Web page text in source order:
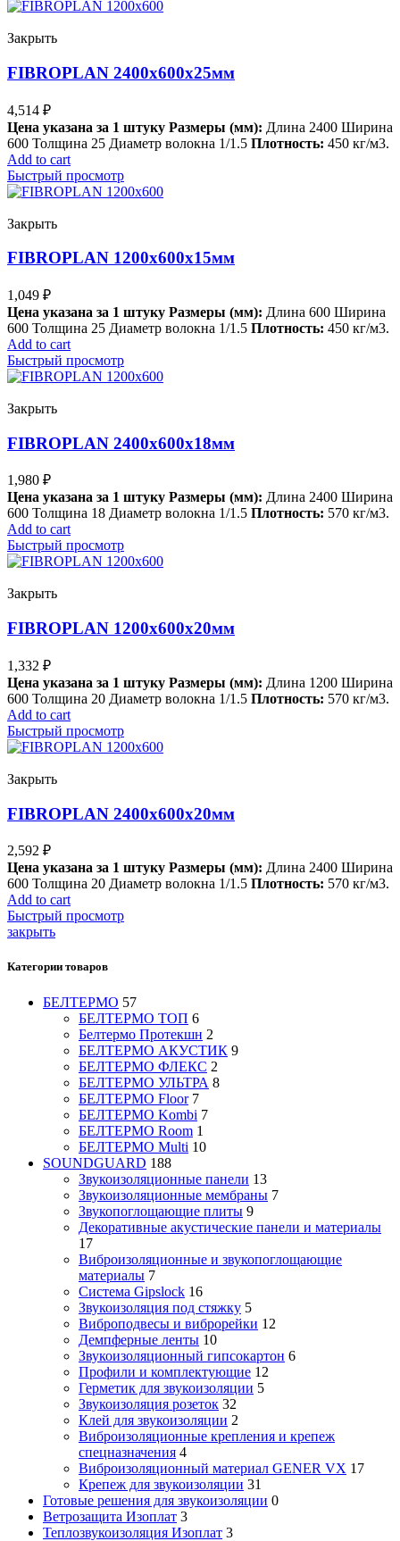
Закрыть
FIBROPLAN 2400х600х25мм
4,514 ₽
Цена указана за 1 штуку Размеры (мм): Длина 2400 Ширина
600 Толщина 25 Диаметр волокна 1/1.5 Плотность: 450 кг/м3.
Add to cart
Быстрый просмотр
Закрыть
FIBROPLAN 1200х600х15мм
1,049 ₽
Цена указана за 1 штуку Размеры (мм): Длина 600 Ширина
600 Толщина 25 Диаметр волокна 1/1.5 Плотность: 450 кг/м3.
Add to cart
Быстрый просмотр
Закрыть
FIBROPLAN 2400х600х18мм
1,980 ₽
Цена указана за 1 штуку Размеры (мм): Длина 2400 Ширина
600 Толщина 18 Диаметр волокна 1/1.5 Плотность: 570 кг/м3.
Add to cart
Быстрый просмотр
Закрыть
FIBROPLAN 1200х600х20мм
1,332 ₽
Цена указана за 1 штуку Размеры (мм): Длина 1200 Ширина
600 Толщина 20 Диаметр волокна 1/1.5 Плотность: 570 кг/м3.
Add to cart
Быстрый просмотр
Закрыть
FIBROPLAN 2400х600х20мм
2,592 ₽
Цена указана за 1 штуку Размеры (мм): Длина 2400 Ширина
600 Толщина 20 Диаметр волокна 1/1.5 Плотность: 570 кг/м3.
Add to cart
Быстрый просмотр
закрыть
Категории товаров
БЕЛТЕРМО 57
БЕЛТЕРМО ТОП 6
Белтермо Протекшн 2
БЕЛТЕРМО АКУСТИК 9
БЕЛТЕРМО ФЛЕКС 2
БЕЛТЕРМО УЛЬТРА 8
БЕЛТЕРМО Floor 7
БЕЛТЕРМО Kombi 7
БЕЛТЕРМО Room 1
БЕЛТЕРМО Multi 10
SOUNDGUARD 188
Звукоизоляционные панели 13
Звукоизоляционные мембраны 7
Звукопоглощающие плиты 9
Декоративные акустические панели и материалы
17
Виброизоляционные и звукопоглощающие
материалы 7
Система Gipslock 16
Звукоизоляция под стяжку 5
Виброподвесы и виброрейки 12
Демпферные ленты 10
Звукоизоляционный гипсокартон 6
Профили и комплектующие 12
Герметик для звукоизоляции 5
Звукоизоляция розеток 32
Клей для звукоизоляции 2
Виброизоляционные крепления и крепеж
спецназначения 4
Виброизоляционный материал GENER VX 17
Крепеж для звукоизоляции 31
Готовые решения для звукоизоляции 0
Ветрозащита Изоплат 3
Теплозвукоизоляция Изоплат 3